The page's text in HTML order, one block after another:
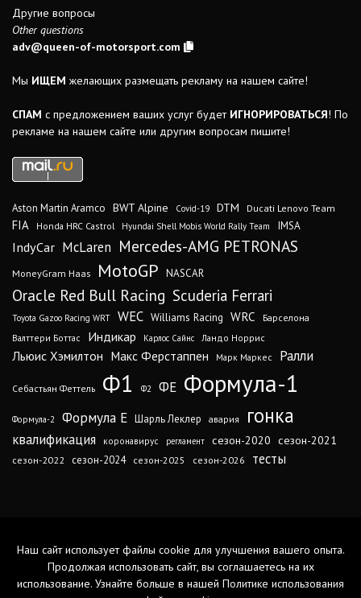
Другие вопросы
Other questions
adv@queen-of-motorsport.com
Мы ИЩЕМ желающих размещать рекламу на нашем сайте!
СПАМ с предложением ваших услуг будет ИГНОРИРОВАТЬСЯ! По
рекламе на нашем сайте или другим вопросам пишите!
Aston Martin Aramco BWT Alpine Covid-19 DTM Ducati Lenovo Team
FIA Honda HRC Castrol Hyundai Shell Mobis World Rally Team IMSA
IndyCar McLaren Mercedes-AMG PETRONAS
MoneyGram Haas MotoGP NASCAR
Oracle Red Bull Racing Scuderia Ferrari
Toyota Gazoo Racing WRT WEC Williams Racing WRC
Барселона
Валттери Боттас
Индикар Карлос Сайнс Ландо Норрис
Льюис Хэмилтон Макс Ферстаппен Марк Маркес Ралли
Себастьян Феттель Ф1 Ф2 ФЕ Формула-1
Формула-2 Формула Е Шарль Леклер авария гонка
квалификация коронавирус регламент сезон-2020 сезон-2021
сезон-2022 сезон-2024 сезон-2025 сезон-2026 тесты
Наш сайт использует файлы cookie для улучшения вашего опыта.
Продолжая использовать сайт, вы соглашаетесь на их
использование. Узнайте больше в нашей Политике использования